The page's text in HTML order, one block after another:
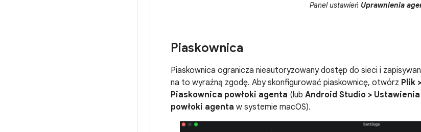
Panel ustawień Uprawnienia
Piaskownica
Piaskownica ogranicza nieautoryzowany dostęp do sieci i
na to wyraźną zgodę. Aby skonfigurować piaskownicę, otwórz Plik
Piaskownica powłoki agenta (lub Android Studio > Ustawienia
powłoki agenta w systemie macOS).